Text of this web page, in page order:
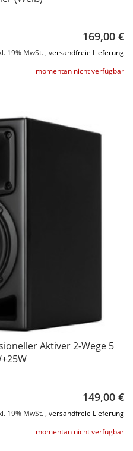
169,00 €
19% MwSt. , versandfreie Lieferung
momentan nicht verfügbar
Aktiver 2-Wege 5
149,00 €
19% MwSt. , versandfreie Lieferung
momentan nicht verfügbar